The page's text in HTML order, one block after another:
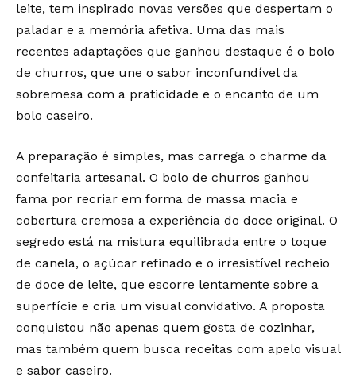
leite, tem inspirado novas versões que despertam o
paladar e a memória afetiva. Uma das mais
recentes adaptações que ganhou destaque é o bolo
de churros, que une o sabor inconfundível da
sobremesa com a praticidade e o encanto de um
bolo caseiro.
A preparação é simples, mas carrega o charme da
confeitaria artesanal. O bolo de churros ganhou
fama por recriar em forma de massa macia e
cobertura cremosa a experiência do doce original. O
segredo está na mistura equilibrada entre o toque
de canela, o açúcar refinado e o irresistível recheio
de doce de leite, que escorre lentamente sobre a
superfície e cria um visual convidativo. A proposta
conquistou não apenas quem gosta de cozinhar,
mas também quem busca receitas com apelo visual
e sabor caseiro.